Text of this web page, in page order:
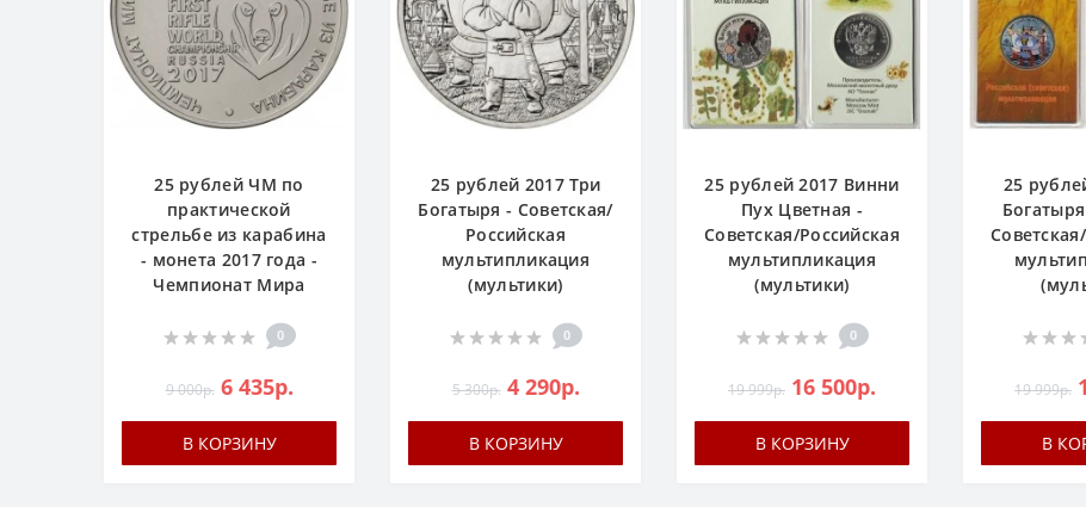
25 рублей ЧМ по
практической
стрельбе из карабина
- монета 2017 года -
Чемпионат Мира
0
9 000р. 6 435р.
В КОРЗИНУ
25 рублей 2017 Три
Богатыря - Советская/
Российская
мультипликация
(мультики)
0
5 300р. 4 290р.
В КОРЗИНУ
25 рублей 2017 Винни
Пух Цветная -
Советская/Российская
мультипликация
(мультики)
0
19 999р. 16 500р.
В КОРЗИНУ
25
19 999р.
В